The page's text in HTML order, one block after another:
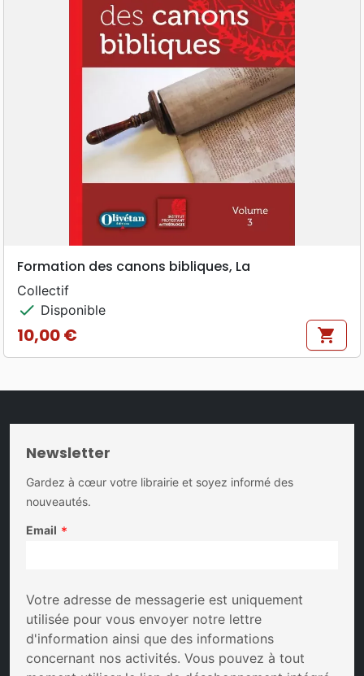
Formation des canons bibliques, La
Collectif
check Disponible
Prix
10,00 € shopping_cart
Newsletter
Gardez à cœur votre librairie et soyez informé des
nouveautés.
Email *
Votre adresse de messagerie est uniquement
utilisée pour vous envoyer notre lettre
d'information ainsi que des informations
concernant nos activités. Vous pouvez à tout